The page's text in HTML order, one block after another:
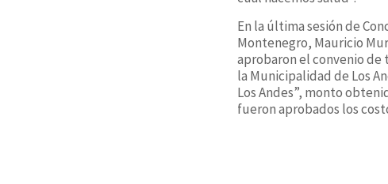
En la última sesión de
Montenegro, Mauricio
aprobaron el convenio de
la Municipalidad de Los
Los Andes”, monto
fueron aprobados los